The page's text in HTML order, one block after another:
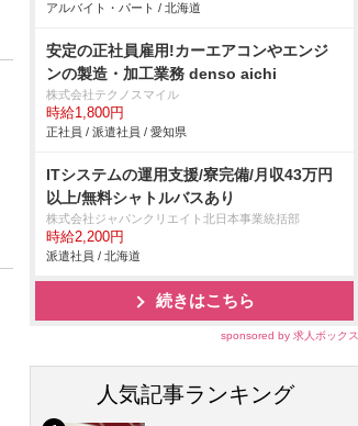
アルバイト・パート / 北海道
安定の正社員雇用!カーエアコンやエンジ
ンの製造・加工業務 denso aichi
株式会社テクノスマイル
時給1,800円
正社員 / 派遣社員 / 愛知県
ITシステムの運用支援/寮完備/月収43万円
以上/無料シャトルバスあり
株式会社ジャパンクリエイト北日本事業統括部
時給2,200円
派遣社員 / 北海道
続きはこちら
sponsored by 求人ボックス
人気記事ランキング